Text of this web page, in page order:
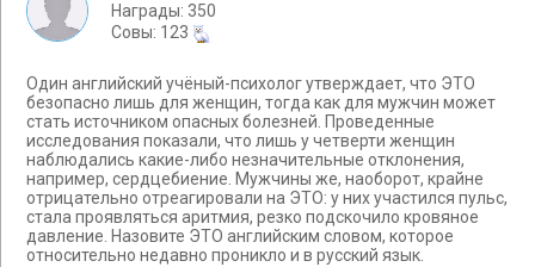
Награды: 350
Cовы: 123
Один английский учёный-психолог утверждает, что ЭТО
безопасно лишь для женщин, тогда как для мужчин может
стать источником опасных болезней. Проведенные
исследования показали, что лишь у четверти женщин
наблюдались какие-либо незначительные отклонения,
например, сердцебиение. Мужчины же, наоборот, крайне
отрицательно отреагировали на ЭТО: у них участился пульс,
стала проявляться аритмия, резко подскочило кровяное
давление. Назовите ЭТО английским словом, которое
относительно недавно проникло и в русский язык.